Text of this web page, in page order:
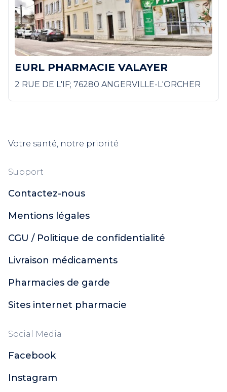
EURL PHARMACIE VALAYER
2 RUE DE L'IF; 76280 ANGERVILLE-L'ORCHER
Votre santé, notre priorité
Support
Contactez-nous
Mentions légales
CGU / Politique de confidentialité
Livraison médicaments
Pharmacies de garde
Sites internet pharmacie
Social Media
Facebook
Instagram